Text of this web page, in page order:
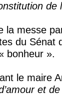
de
la messe
du Sénat
bonheur ».
le maire
et